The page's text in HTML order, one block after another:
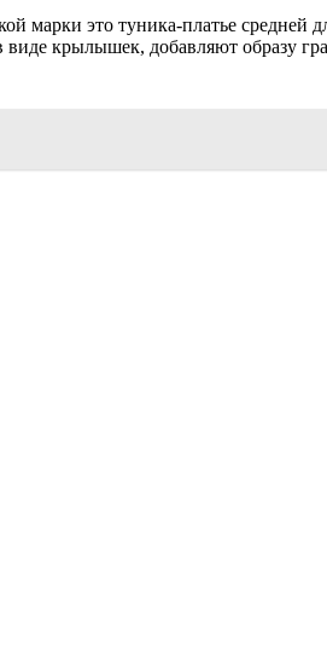
это туника-платье средней
крылышек, добавляют образу